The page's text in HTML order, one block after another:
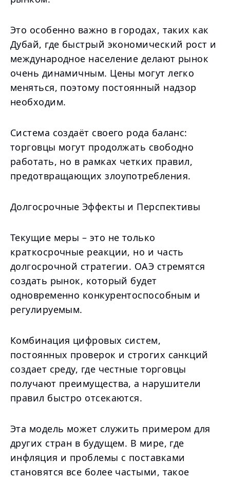
Это особенно важно в городах, таких как
Дубай, где быстрый экономический рост и
международное население делают рынок
очень динамичным. Цены могут легко
меняться, поэтому постоянный надзор
необходим.
Система создаёт своего рода баланс:
торговцы могут продолжать свободно
работать, но в рамках четких правил,
предотвращающих злоупотребления.
Долгосрочные Эффекты и Перспективы
Текущие меры – это не только
краткосрочные реакции, но и часть
долгосрочной стратегии. ОАЭ стремятся
создать рынок, который будет
одновременно конкурентоспособным и
регулируемым.
Комбинация цифровых систем,
постоянных проверок и строгих санкций
создает среду, где честные торговцы
получают преимущества, а нарушители
правил быстро отсекаются.
Эта модель может служить примером для
других стран в будущем. В мире, где
инфляция и проблемы с поставками
становятся все более частыми, такое